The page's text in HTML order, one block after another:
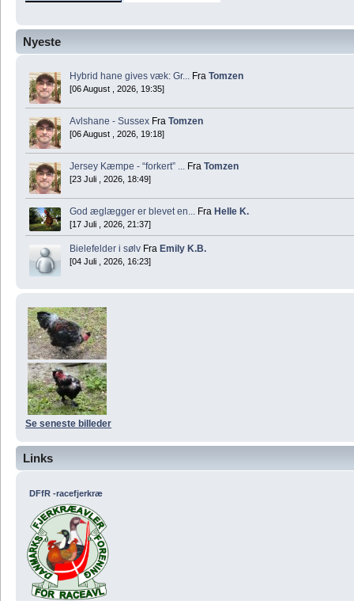
Nyeste
Hybrid hane gives væk: Gr... Fra Tomzen
[06 August , 2026, 19:35]
Avlshane - Sussex Fra Tomzen
[06 August , 2026, 19:18]
Jersey Kæmpe - “forkert” ... Fra Tomzen
[23 Juli , 2026, 18:49]
God æglægger er blevet en... Fra Helle K.
[17 Juli , 2026, 21:37]
Bielefelder i sølv Fra Emily K.B.
[04 Juli , 2026, 16:23]
Se seneste billeder
Links
DFfR -racefjerkræ